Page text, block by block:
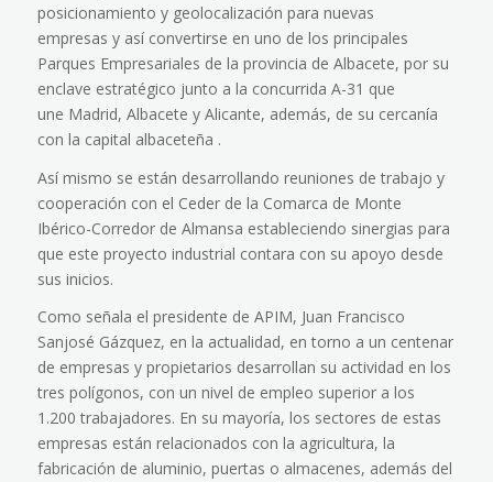
posicionamiento y geolocalización para nuevas
empresas y así convertirse en uno de los principales
Parques Empresariales de la provincia de Albacete, por su
enclave estratégico junto a la concurrida A-31 que
une Madrid, Albacete y Alicante, además, de su cercanía
con la capital albaceteña .
Así mismo se están desarrollando reuniones de trabajo y
cooperación con el Ceder de la Comarca de Monte
Ibérico-Corredor de Almansa estableciendo sinergias para
que este proyecto industrial contara con su apoyo desde
sus inicios.
Como señala el presidente de APIM, Juan Francisco
Sanjosé Gázquez, en la actualidad, en torno a un centenar
de empresas y propietarios desarrollan su actividad en los
tres polígonos, con un nivel de empleo superior a los
1.200 trabajadores. En su mayoría, los sectores de estas
empresas están relacionados con la agricultura, la
fabricación de aluminio, puertas o almacenes, además del